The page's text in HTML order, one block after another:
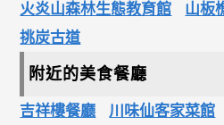
火炎山森林生態教育館
山板
挑炭古道
附近的美食餐廳
吉祥樓餐廳 川味仙客家菜館